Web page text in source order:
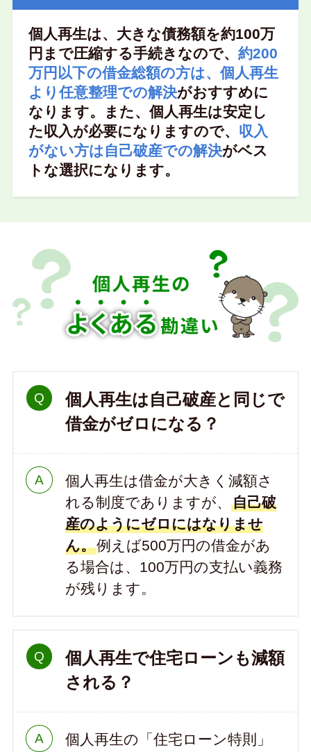
個人再生は、大きな債務額を約100万
円まで圧縮する手続きなので、約200
万円以下の借金総額の方は、個人再生
より任意整理での解決がおすすめに
なります。また、個人再生は安定し
た収入が必要になりますので、 収入
がない方は自己破産での解決がベス
トな選択になります。
個人再生は自己破産と同じで
借金がゼロになる？
個人再生は借金が大きく減額さ
れる制度でありますが、自己破
産のようにゼロにはなりませ
ん。例えば500万円の借金があ
る場合は、100万円の支払い義務
が残ります。
個人再生で住宅ローンも減額
される？
個人再生の「住宅ローン特則」